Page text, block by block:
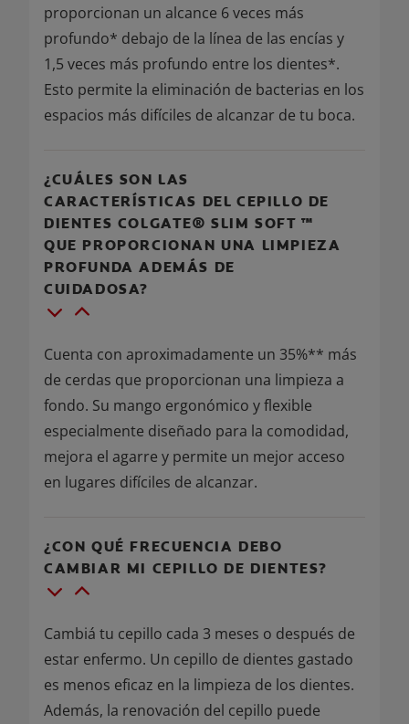
proporcionan un alcance 6 veces más
profundo* debajo de la línea de las encías y
1,5 veces más profundo entre los dientes*.
Esto permite la eliminación de bacterias en los
espacios más difíciles de alcanzar de tu boca.
¿CUÁLES SON LAS
CARACTERÍSTICAS DEL CEPILLO DE
DIENTES COLGATE® SLIM SOFT ™
QUE PROPORCIONAN UNA LIMPIEZA
PROFUNDA ADEMÁS DE
CUIDADOSA?
Cuenta con aproximadamente un 35%** más
de cerdas que proporcionan una limpieza a
fondo. Su mango ergonómico y flexible
especialmente diseñado para la comodidad,
mejora el agarre y permite un mejor acceso
en lugares difíciles de alcanzar.
¿CON QUÉ FRECUENCIA DEBO
CAMBIAR MI CEPILLO DE DIENTES?
Cambiá tu cepillo cada 3 meses o después de
estar enfermo. Un cepillo de dientes gastado
es menos eficaz en la limpieza de los dientes.
Además, la renovación del cepillo puede